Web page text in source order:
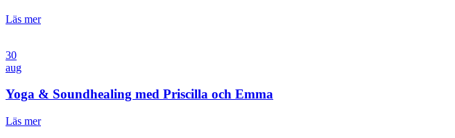
Läs mer
30
aug
Yoga & Soundhealing med Priscilla och Emma
Läs mer